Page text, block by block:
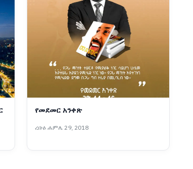
የመደመር አንቀጽ
ረቡዕ ሐምሌ 29, 2018